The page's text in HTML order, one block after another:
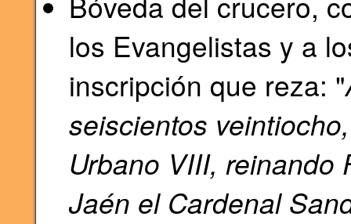
los Evangelistas y a
inscripción que reza: "
seiscientos
Urbano VIII, reinando
Jaén el Cardenal